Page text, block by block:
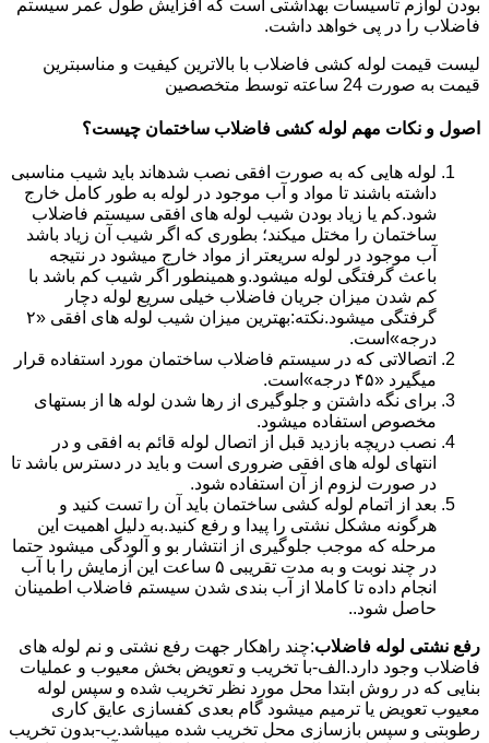
بودن لوازم تاسیسات بهداشتی است که افزایش طول عمر سیستم
فاضلاب را در پی خواهد داشت.
لیست قیمت لوله کشی فاضلاب با بالاترین کیفیت و مناسبترین
قیمت به صورت 24 ساعته توسط متخصصین
اصول و نکات مهم لوله کشی فاضلاب ساختمان چیست؟
لوله هایی که به صورت افقی نصب شدهاند باید شیب مناسبی
داشته باشند تا مواد و آب موجود در لوله به طور کامل خارج
شود.کم یا زیاد بودن شیب لوله های افقی سیستم فاضلاب
ساختمان را مختل میکند؛ بطوری که اگر شیب آن زیاد باشد
آب موجود در لوله سریعتر از مواد خارج میشود در نتیجه
باعث گرفتگی لوله میشود.و همینطور اگر شیب کم باشد با
کم شدن میزان جریان فاضلاب خیلی سریع لوله دچار
گرفتگی میشود.نکته:بهترین میزان شیب لوله های افقی «۲
درجه»است.
اتصالاتی که در سیستم فاضلاب ساختمان مورد استفاده قرار
میگیرد «۴۵ درجه»است.
برای نگه داشتن و جلوگیری از رها شدن لوله ها از بستهای
مخصوص استفاده میشود.
نصب دریچه بازدید قبل از اتصال لوله قائم به افقی و در
انتهای لوله های افقی ضروری است و باید در دسترس باشد تا
در صورت لزوم از آن استفاده شود.
بعد از اتمام لوله کشی ساختمان باید آن را تست کنید و
هرگونه مشکل نشتی را پیدا و رفع کنید.به دلیل اهمیت این
مرحله که موجب جلوگیری از انتشار بو و آلودگی میشود حتما
در چند نوبت و به مدت تقریبی ۵ ساعت این آزمایش را با آب
انجام داده تا کاملا از آب بندی شدن سیستم فاضلاب اطمینان
حاصل شود..
رفع نشتی لوله فاضلاب:چند راهکار جهت رفع نشتی و نم لوله های
فاضلاب وجود دارد.الف-با تخریب و تعویض بخش معیوب و عملیات
بنایی که در روش ابتدا محل مورد نظر تخریب شده و سپس لوله
معیوب تعویض یا ترمیم میشود گام بعدی کفسازی عایق کاری
رطوبتی و سپس بازسازی محل تخریب شده میباشد.ب-بدون تخریب